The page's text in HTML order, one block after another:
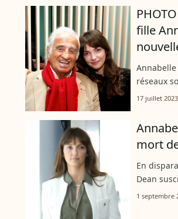
fille
réseaux
Jean-Paul
17 juillet 2023
mort
En
Dean
l'actrice
1 septembre